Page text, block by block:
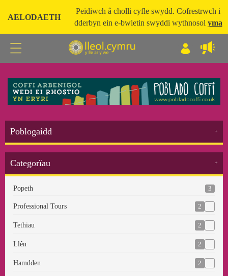
AELODAETH
Peidiwch â cholli cyfle swydd. Cofrestrwch i
dderbyn ein e-bwletin swyddi wythnosol yma
Poblogaidd
Categorïau
Popeth 3
Professional Tours 2
Tethiau 2
Llên 2
Hamdden 2